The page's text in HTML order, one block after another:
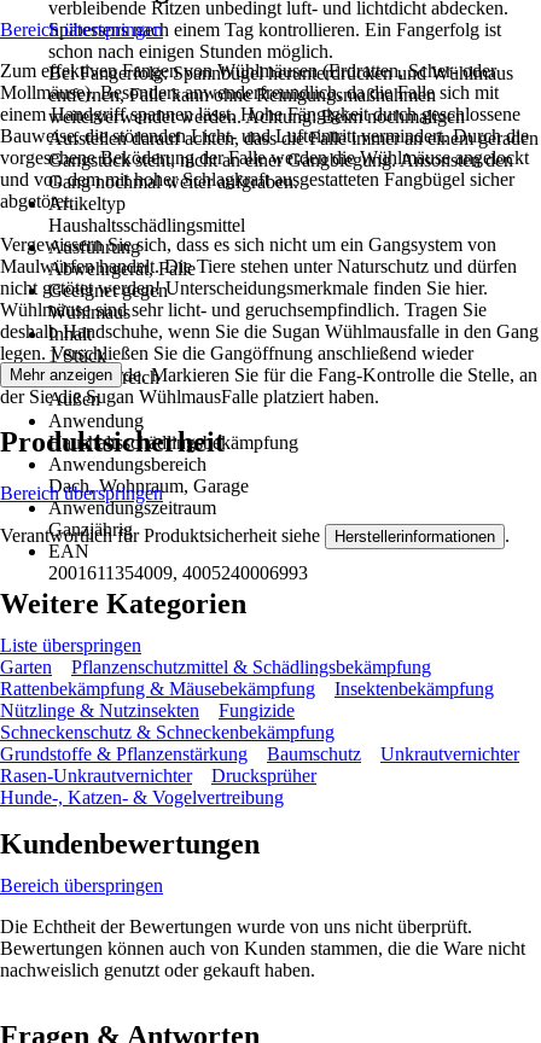
verbleibende Ritzen unbedingt luft- und lichtdicht abdecken.
Spätestens nach einem Tag kontrollieren. Ein Fangerfolg ist
schon nach einigen Stunden möglich.
Bei Fangerfolg: Spannbügel herunterdrücken und Wühlmaus
entfernen, Falle kann ohne Reinigungsmaßnahmen
weiterverwendet werden. Achtung: Beim nochmaligen
Aufstellen darauf achten, dass die Falle immer an einem geraden
Gangstück steht, nicht an einer Gangbiegung. Ansonsten den
Gang nochmal weiter aufgraben.
Artikeltyp
Haushaltsschädlingsmittel
Ausführung
Abwehrgerät, Falle
Geeignet gegen
Wühlmaus
Inhalt
1 Stück
Einsatzbereich
Außen
Anwendung
Haushaltsschädlingsbekämpfung
Anwendungsbereich
Dach, Wohnraum, Garage
Anwendungszeitraum
Ganzjährig
EAN
2001611354009, 4005240006993
Bereich überspringen
Zum effektiven Fangen von Wühlmäusen (Erdratten, Scher- oder
Mollmäuse). Besonders anwenderfreundlich, da die Falle sich mit
einem Handgriff spannen lässt. Hohe Fängigkeit durch geschlossene
Bauweise, die störenden Licht- und Lufteintritt vermindert. Durch die
vorgesehene Beköderung der Falle werden die Wühlmäuse angelockt
und von dem mit hoher Schlagkraft ausgestatteten Fangbügel sicher
abgetötet.
Vergewissern Sie sich, dass es sich nicht um ein Gangsystem von
Maulwürfen handelt. Die Tiere stehen unter Naturschutz und dürfen
nicht getötet werden! Unterscheidungsmerkmale finden Sie hier.
Wühlmäuse sind sehr licht- und geruchsempfindlich. Tragen Sie
deshalb Handschuhe, wenn Sie die Sugan Wühlmausfalle in den Gang
legen. Verschließen Sie die Gangöffnung anschließend wieder
sorgfältig mit Erde. Markieren Sie für die Fang-Kontrolle die Stelle, an
der Sie die Sugan WühlmausFalle platziert haben.
Mehr anzeigen
Produktsicherheit
Bereich überspringen
Verantwortlich für Produktsicherheit siehe Herstellerinformationen .
Weitere Kategorien
Liste überspringen
Garten
Pflanzenschutzmittel & Schädlingsbekämpfung
Rattenbekämpfung & Mäusebekämpfung
Insektenbekämpfung
Nützlinge & Nutzinsekten
Fungizide
Schneckenschutz & Schneckenbekämpfung
Grundstoffe & Pflanzenstärkung
Baumschutz
Unkrautvernichter
Rasen-Unkrautvernichter
Drucksprüher
Hunde-, Katzen- & Vogelvertreibung
Kundenbewertungen
Bereich überspringen
Die Echtheit der Bewertungen wurde von uns nicht überprüft.
Bewertungen können auch von Kunden stammen, die die Ware nicht
nachweislich genutzt oder gekauft haben.
Fragen & Antworten